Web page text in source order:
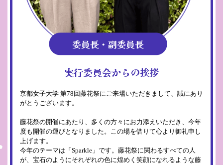
実行委員会からの挨拶
京都女子大学 第78回藤花祭にご来場いただきまして、誠にあり
がとうございます。
藤花祭の開催にあたり、多くの方々にお力添えいただき、今年
度も開催の運びとなりました。この場を借りて心より御礼申し
上げます。
今年のテーマは「Sparkle」です。藤花祭に関わるすべての人
が、宝石のようにそれぞれの色に煌めく笑顔になれるような藤